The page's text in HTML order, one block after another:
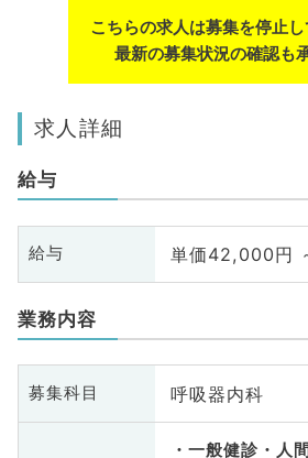
こちらの求人は募集を停止し
最新の募集状況の確認も
求人詳細
給与
給与 単価42,000円
業務内容
募集科目 呼吸器内科
一般健診・人